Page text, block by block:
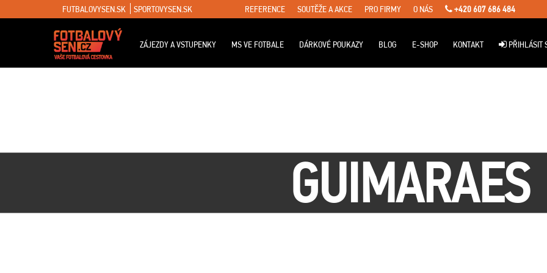
FUTBALOVYSEN.SK SPORTOVYSEN.SK REFERENCE SOUTĚŽE A AKCE PRO FIRMY O NÁS +420 607 686 484
ZÁJEZDY A VSTUPENKY MS VE FOTBALE DÁRKOVÉ POUKAZY BLOG E-SHOP KONTAKT PŘIHLÁSIT
GUIMARAES